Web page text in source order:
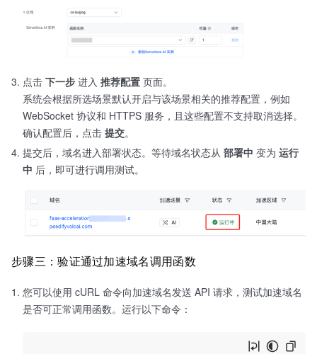
点击 下一步 进入 推荐配置 页面。
系统会根据所选场景默认开启与该场景相关的推荐配置，例如
WebSocket 协议和 HTTPS 服务，且这些配置不支持取消选择。
确认配置后，点击 提交。
提交后，域名进入部署状态。等待域名状态从 部署中 变为 运行
中 后，即可进行调用测试。
步骤三：验证通过加速域名调用函数
您可以使用 cURL 命令向加速域名发送 API 请求，测试加速域名
是否可正常调用函数。运行以下命令：